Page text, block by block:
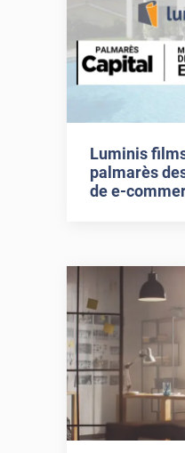
Luminis
palmarès
de e-